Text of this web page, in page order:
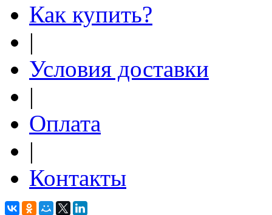
Как купить?
|
Условия доставки
|
Оплата
|
Контакты